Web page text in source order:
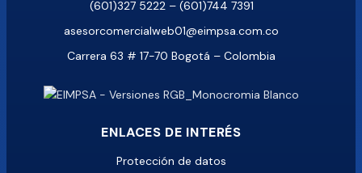
(601)327 5222 – (601)744 7391
asesorcomercialweb01@eimpsa.com.co
Carrera 63 # 17-70 Bogotá – Colombia
ENLACES DE INTERÉS
Protección de datos